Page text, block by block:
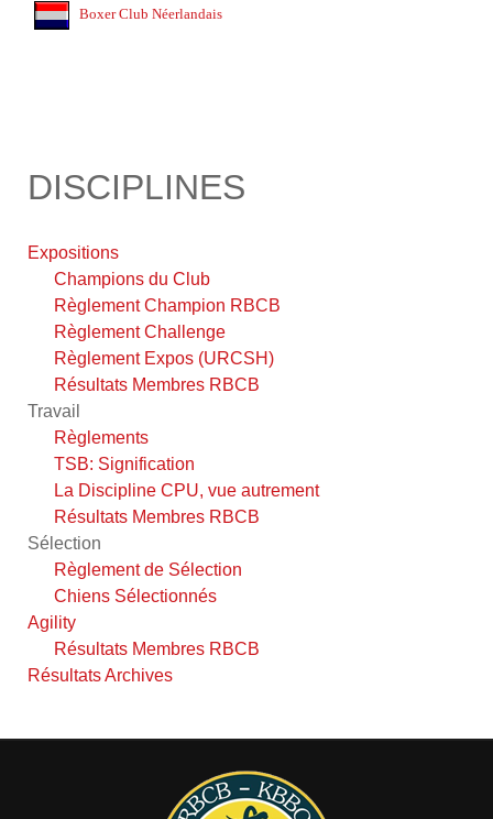
Boxer Club Néerlandais
DISCIPLINES
Expositions
Champions du Club
Règlement Champion RBCB
Règlement Challenge
Règlement Expos (URCSH)
Résultats Membres RBCB
Travail
Règlements
TSB: Signification
La Discipline CPU, vue autrement
Résultats Membres RBCB
Sélection
Règlement de Sélection
Chiens Sélectionnés
Agility
Résultats Membres RBCB
Résultats Archives